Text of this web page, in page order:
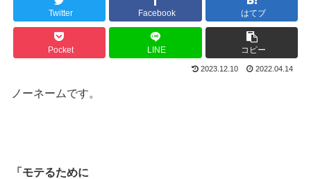
Twitter Facebook はてブ
Pocket LINE コピー
2023.12.10 2022.04.14
ノーネームです。
「モテるために